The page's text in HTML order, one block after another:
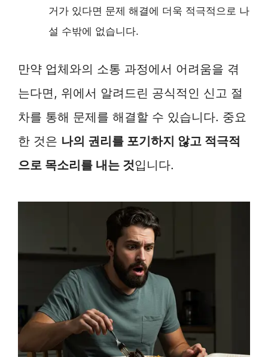
거가 있다면 문제 해결에 더욱 적극적으로 나
설 수밖에 없습니다.
만약 업체와의 소통 과정에서 어려움을 겪
는다면, 위에서 알려드린 공식적인 신고 절
차를 통해 문제를 해결할 수 있습니다. 중요
한 것은 나의 권리를 포기하지 않고 적극적
으로 목소리를 내는 것입니다.